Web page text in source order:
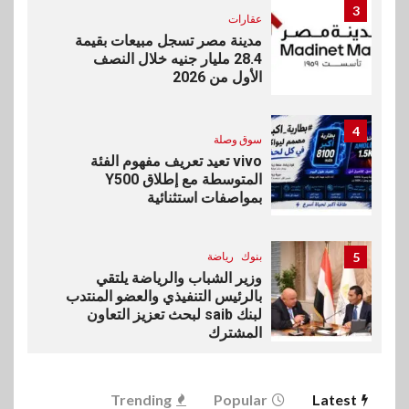
3
عقارات
مدينة مصر تسجل مبيعات بقيمة
28.4 مليار جنيه خلال النصف
الأول من 2026
4
سوق وصلة
vivo تعيد تعريف مفهوم الفئة
المتوسطة مع إطلاق Y500
بمواصفات استثنائية
5 بنوك رياضة
وزير الشباب والرياضة يلتقي
بالرئيس التنفيذي والعضو المنتدب
لبنك saib لبحث تعزيز التعاون
المشترك
Latest
Popular
Trending